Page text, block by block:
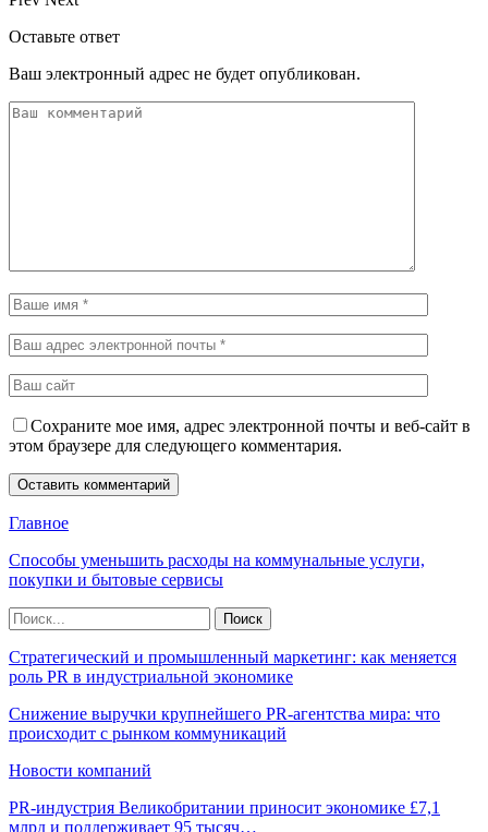
Оставьте ответ
Ваш электронный адрес не будет опубликован.
Сохраните мое имя, адрес электронной почты и веб-сайт в
этом браузере для следующего комментария.
Главное
Способы уменьшить расходы на коммунальные услуги,
покупки и бытовые сервисы
Стратегический и промышленный маркетинг: как меняется
роль PR в индустриальной экономике
Снижение выручки крупнейшего PR-агентства мира: что
происходит с рынком коммуникаций
Новости компаний
PR-индустрия Великобритании приносит экономике £7,1
млрд и поддерживает 95 тысяч…